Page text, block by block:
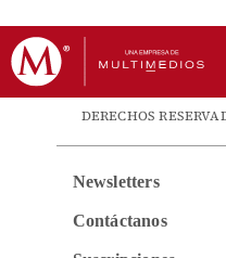
DERECHOS
Newsletters
Contáctanos